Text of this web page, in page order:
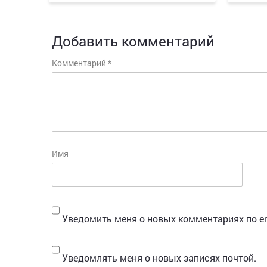
Добавить комментарий
Комментарий *
Имя
Уведомить меня о новых комментариях по
Уведомлять меня о новых записях почтой.